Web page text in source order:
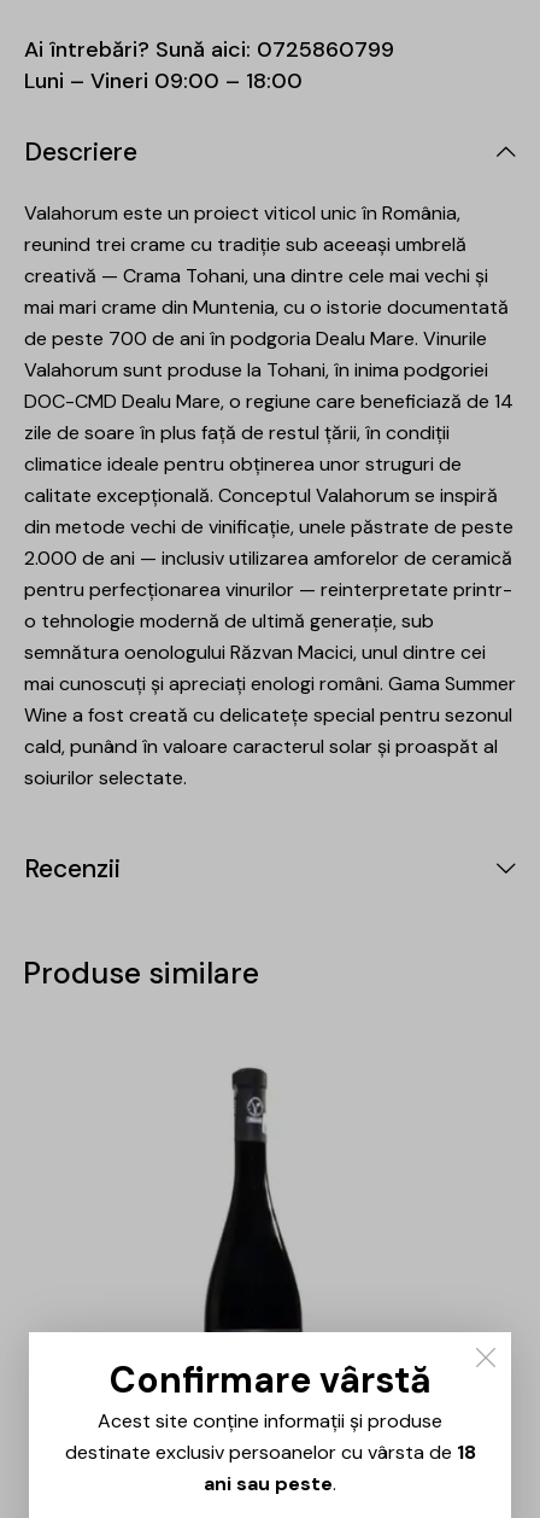
Ai întrebări? Sună aici: 0725860799
Luni – Vineri 09:00 – 18:00
Descriere
Valahorum este un proiect viticol unic în România,
reunind trei crame cu tradiție sub aceeași umbrelă
creativă — Crama Tohani, una dintre cele mai vechi și
mai mari crame din Muntenia, cu o istorie documentată
de peste 700 de ani în podgoria Dealu Mare. Vinurile
Valahorum sunt produse la Tohani, în inima podgoriei
DOC-CMD Dealu Mare, o regiune care beneficiază de 14
zile de soare în plus față de restul țării, în condiții
climatice ideale pentru obținerea unor struguri de
calitate excepțională. Conceptul Valahorum se inspiră
din metode vechi de vinificație, unele păstrate de peste
2.000 de ani — inclusiv utilizarea amforelor de ceramică
pentru perfecționarea vinurilor — reinterpretate printr-
o tehnologie modernă de ultimă generație, sub
semnătura oenologului Răzvan Macici, unul dintre cei
mai cunoscuți și apreciați enologi români. Gama Summer
Wine a fost creată cu delicatețe special pentru sezonul
cald, punând în valoare caracterul solar și proaspăt al
soiurilor selectate.
Recenzii
Produse similare
Confirmare vârstă
Acest site conține informații și produse
destinate exclusiv persoanelor cu vârsta de 18
ani sau peste.